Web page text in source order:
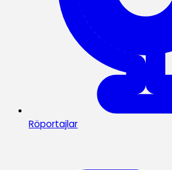
Röportajlar